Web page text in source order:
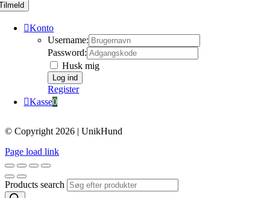
Konto
Username:
Password:
Husk mig
Register
Kasse0
© Copyright 2026 | UnikHund
Page load link
Products search